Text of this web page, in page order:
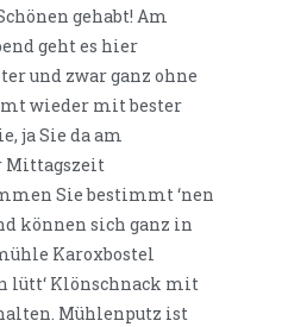
gehabt! Am
geht es hier
und zwar ganz ohne
wieder mit bester
ja Sie da am
Mittagszeit
Sie bestimmt ‘nen
können sich ganz in
Karoxbostel
lütt‘ Klönschnack mit
Mühlenputz ist